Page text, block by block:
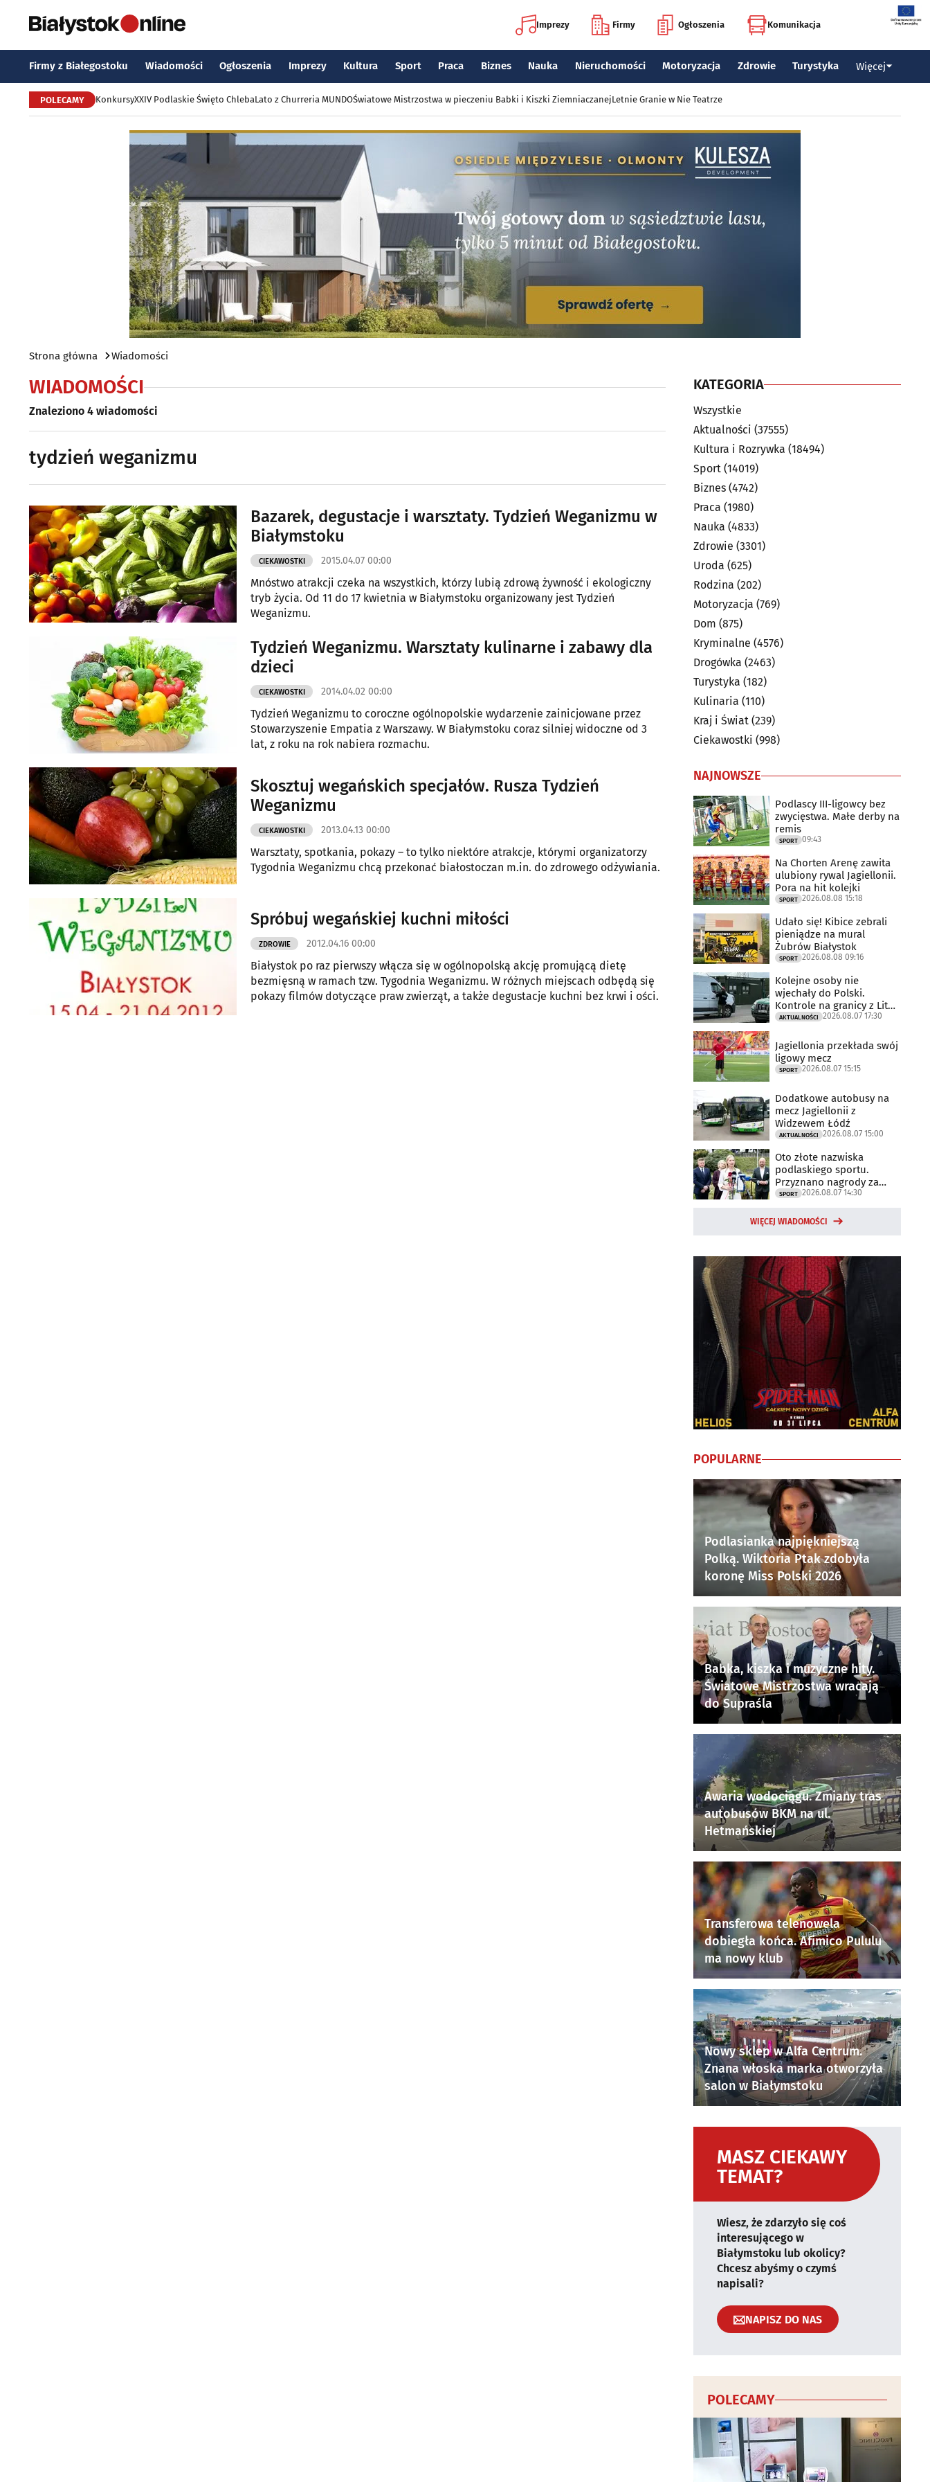
Imprezy Firmy Ogłoszenia Komunikacja
Firmy z Białegostoku Wiadomości Ogłoszenia Imprezy Kultura Sport Praca Biznes Nauka Nieruchomości Motoryzacja Zdrowie Turystyka Więcej
POLECAMY KonkursyXXIV Podlaskie Święto ChlebaLato z Churreria MUNDOŚwiatowe Mistrzostwa w pieczeniu Babki i Kiszki ZiemniaczanejLetnie Granie w Nie Teatrze
Strona główna Wiadomości
WIADOMOŚCI
Znaleziono 4 wiadomości
tydzień weganizmu
Bazarek, degustacje i warsztaty. Tydzień Weganizmu w
Białymstoku
CIEKAWOSTKI 2015.04.07 00:00
Mnóstwo atrakcji czeka na wszystkich, którzy lubią zdrową żywność i ekologiczny
tryb życia. Od 11 do 17 kwietnia w Białymstoku organizowany jest Tydzień
Weganizmu.
Tydzień Weganizmu. Warsztaty kulinarne i zabawy dla
dzieci
CIEKAWOSTKI 2014.04.02 00:00
Tydzień Weganizmu to coroczne ogólnopolskie wydarzenie zainicjowane przez
Stowarzyszenie Empatia z Warszawy. W Białymstoku coraz silniej widoczne od 3
lat, z roku na rok nabiera rozmachu.
Skosztuj wegańskich specjałów. Rusza Tydzień
Weganizmu
CIEKAWOSTKI 2013.04.13 00:00
Warsztaty, spotkania, pokazy – to tylko niektóre atrakcje, którymi organizatorzy
Tygodnia Weganizmu chcą przekonać białostoczan m.in. do zdrowego odżywiania.
Spróbuj wegańskiej kuchni miłości
ZDROWIE 2012.04.16 00:00
Białystok po raz pierwszy włącza się w ogólnopolską akcję promującą dietę
bezmięsną w ramach tzw. Tygodnia Weganizmu. W różnych miejscach odbędą się
pokazy filmów dotyczące praw zwierząt, a także degustacje kuchni bez krwi i ości.
KATEGORIA
Wszystkie
Aktualności (37555)
Kultura i Rozrywka (18494)
Sport (14019)
Biznes (4742)
Praca (1980)
Nauka (4833)
Zdrowie (3301)
Uroda (625)
Rodzina (202)
Motoryzacja (769)
Dom (875)
Kryminalne (4576)
Drogówka (2463)
Turystyka (182)
Kulinaria (110)
Kraj i Świat (239)
Ciekawostki (998)
NAJNOWSZE
Podlascy III-ligowcy bez
zwycięstwa. Małe derby na
remis
SPORT 09:43
Na Chorten Arenę zawita
ulubiony rywal Jagiellonii.
Pora na hit kolejki
SPORT 2026.08.08 15:18
Udało się! Kibice zebrali
pieniądze na mural
Żubrów Białystok
SPORT 2026.08.08 09:16
Kolejne osoby nie
wjechały do Polski.
Kontrole na granicy z Litwą
trwają
AKTUALNOŚCI 2026.08.07 17:30
Jagiellonia przekłada swój
ligowy mecz
SPORT 2026.08.07 15:15
Dodatkowe autobusy na
mecz Jagiellonii z
Widzewem Łódź
AKTUALNOŚCI 2026.08.07 15:00
Oto złote nazwiska
podlaskiego sportu.
Przyznano nagrody za
2025 rok
SPORT 2026.08.07 14:30
WIĘCEJ WIADOMOŚCI
POPULARNE
Podlasianka najpiękniejszą
Polką. Wiktoria Ptak zdobyła
koronę Miss Polski 2026
Babka, kiszka i muzyczne hity.
Światowe Mistrzostwa wracają
do Supraśla
Awaria wodociągu. Zmiany tras
autobusów BKM na ul.
Hetmańskiej
Transferowa telenowela
dobiegła końca. Afimico Pululu
ma nowy klub
Nowy sklep w Alfa Centrum.
Znana włoska marka otworzyła
salon w Białymstoku
MASZ CIEKAWY
TEMAT?
Wiesz, że zdarzyło się coś
interesującego w
Białymstoku lub okolicy?
Chcesz abyśmy o czymś
napisali?
NAPISZ DO NAS
POLECAMY